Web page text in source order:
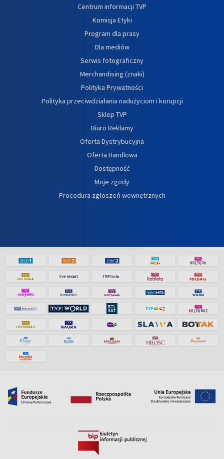
Centrum informacji TVP
Komisja Etyki
Program dla prasy
Dla mediów
Serwis fotograficzny
Merchandising (znaki)
Polityka Prywatności
Polityka przeciwdziałania nadużyciom i korupcji
Sklep TVP
Biuro Reklamy
Oferta Dystrybucyjna
Oferta Handlowa
Dostępność
Moje zgody
Procedura zgłoszeń wewnętrznych